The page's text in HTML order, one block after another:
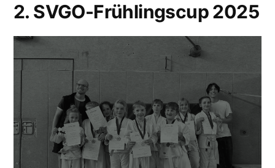
2. SVGO-Frühlingscup 2025